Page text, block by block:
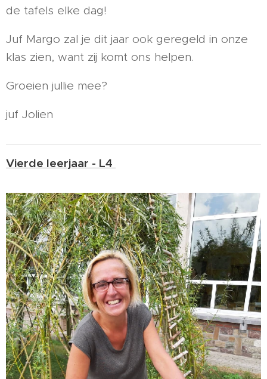
de tafels elke dag!
Juf Margo zal je dit jaar ook geregeld in onze
klas zien, want zij komt ons helpen.
Groeien jullie mee?
juf Jolien
Vierde leerjaar - L4